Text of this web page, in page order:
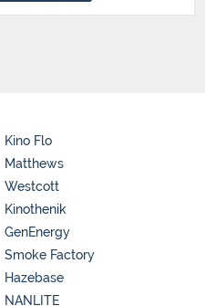
Kino Flo
Matthews
Westcott
Kinothenik
GenEnergy
Smoke Factory
Hazebase
NANLITE